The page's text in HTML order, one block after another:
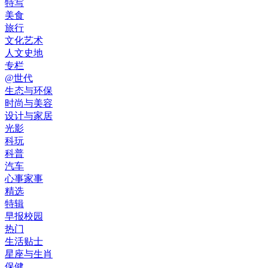
特写
美食
旅行
文化艺术
人文史地
专栏
@世代
生态与环保
时尚与美容
设计与家居
光影
科玩
科普
汽车
心事家事
精选
特辑
早报校园
热门
生活贴士
星座与生肖